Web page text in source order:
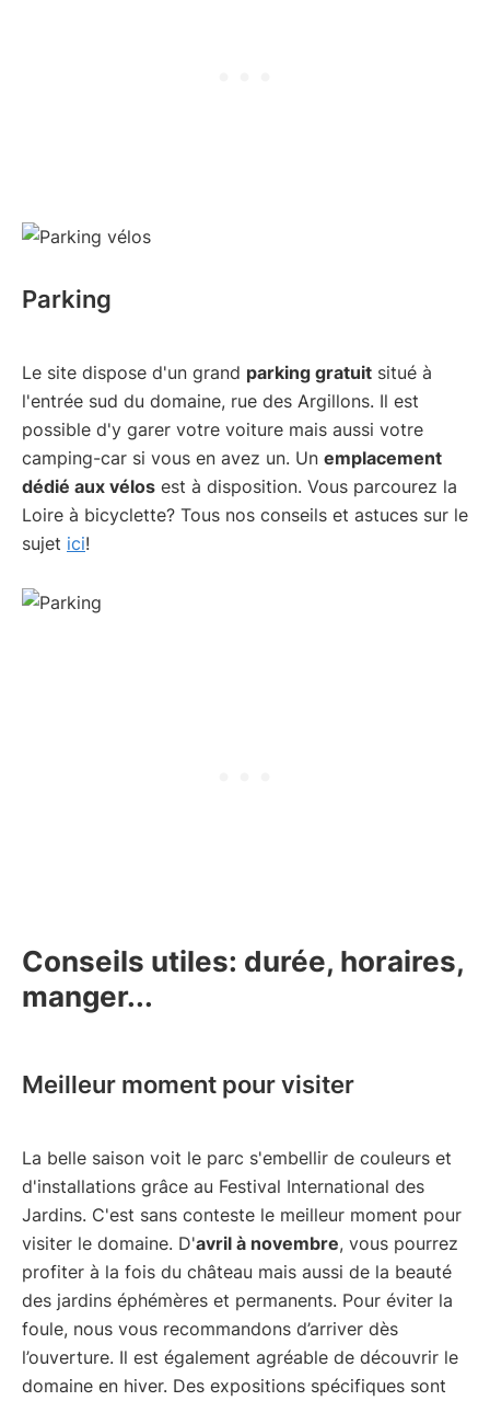
Parking
Le site dispose d'un grand parking gratuit situé à
l'entrée sud du domaine, rue des Argillons. Il est
possible d'y garer votre voiture mais aussi votre
camping-car si vous en avez un. Un emplacement
dédié aux vélos est à disposition. Vous parcourez la
Loire à bicyclette? Tous nos conseils et astuces sur le
sujet ici!
Conseils utiles: durée, horaires,
manger...
Meilleur moment pour visiter
La belle saison voit le parc s'embellir de couleurs et
d'installations grâce au Festival International des
Jardins. C'est sans conteste le meilleur moment pour
visiter le domaine. D'avril à novembre, vous pourrez
profiter à la fois du château mais aussi de la beauté
des jardins éphémères et permanents. Pour éviter la
foule, nous vous recommandons d’arriver dès
l’ouverture. Il est également agréable de découvrir le
domaine en hiver. Des expositions spécifiques sont